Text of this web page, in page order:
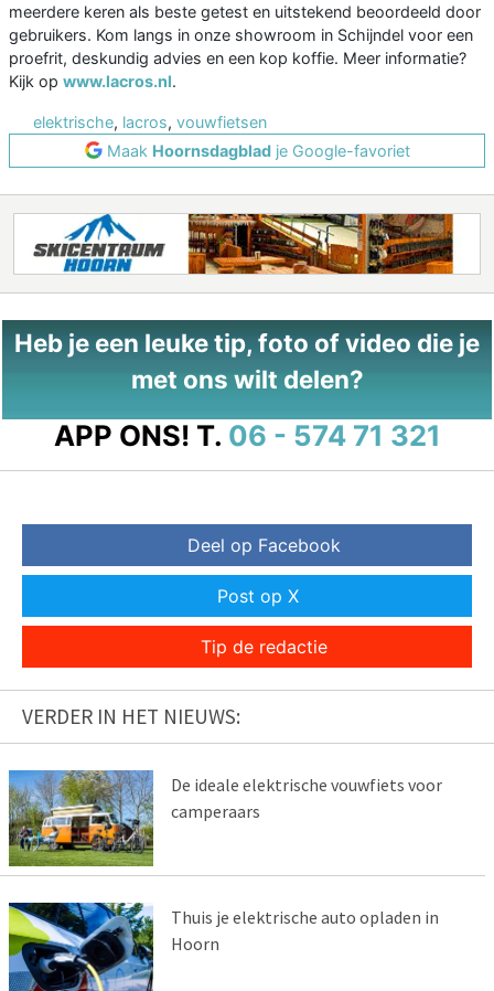
meerdere keren als beste getest en uitstekend beoordeeld door
gebruikers. Kom langs in onze showroom in Schijndel voor een
proefrit, deskundig advies en een kop koffie. Meer informatie?
Kijk op www.lacros.nl.
elektrische, lacros, vouwfietsen
Maak Hoornsdagbladje Google-favoriet
Heb je een leuke tip, foto of video die je
met ons wilt delen?
APP ONS! T. 06 - 574 71 321
Deel op Facebook
Post op X
Tip de redactie
VERDER IN HET NIEUWS:
De ideale elektrische vouwfiets voor
camperaars
Thuis je elektrische auto opladen in
Hoorn